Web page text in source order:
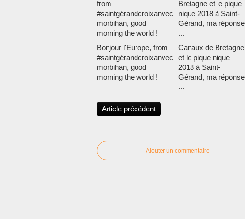
Bonjour l'Europe, from
#saintgérandcroixanvec
morbihan, good
morning the world !
Canaux de Bretagne
et le pique nique
2018 à Saint-
Gérand, ma réponse
...
Article précédent
Ajouter un commentaire